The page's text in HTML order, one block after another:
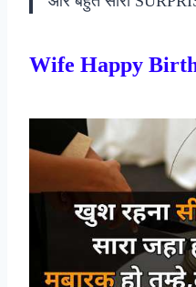
Wife Happy